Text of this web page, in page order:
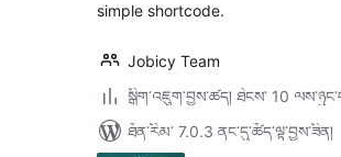
simple shortcode.
Jobicy Team
སྒྲིག་འཇུག་བྱས་ཚད། ཐེངས་ 10
ཐོན་རིམ་ 7.0.3 ནང་དུ་ཚོད་ལྟ་བྱས་ཟིན།